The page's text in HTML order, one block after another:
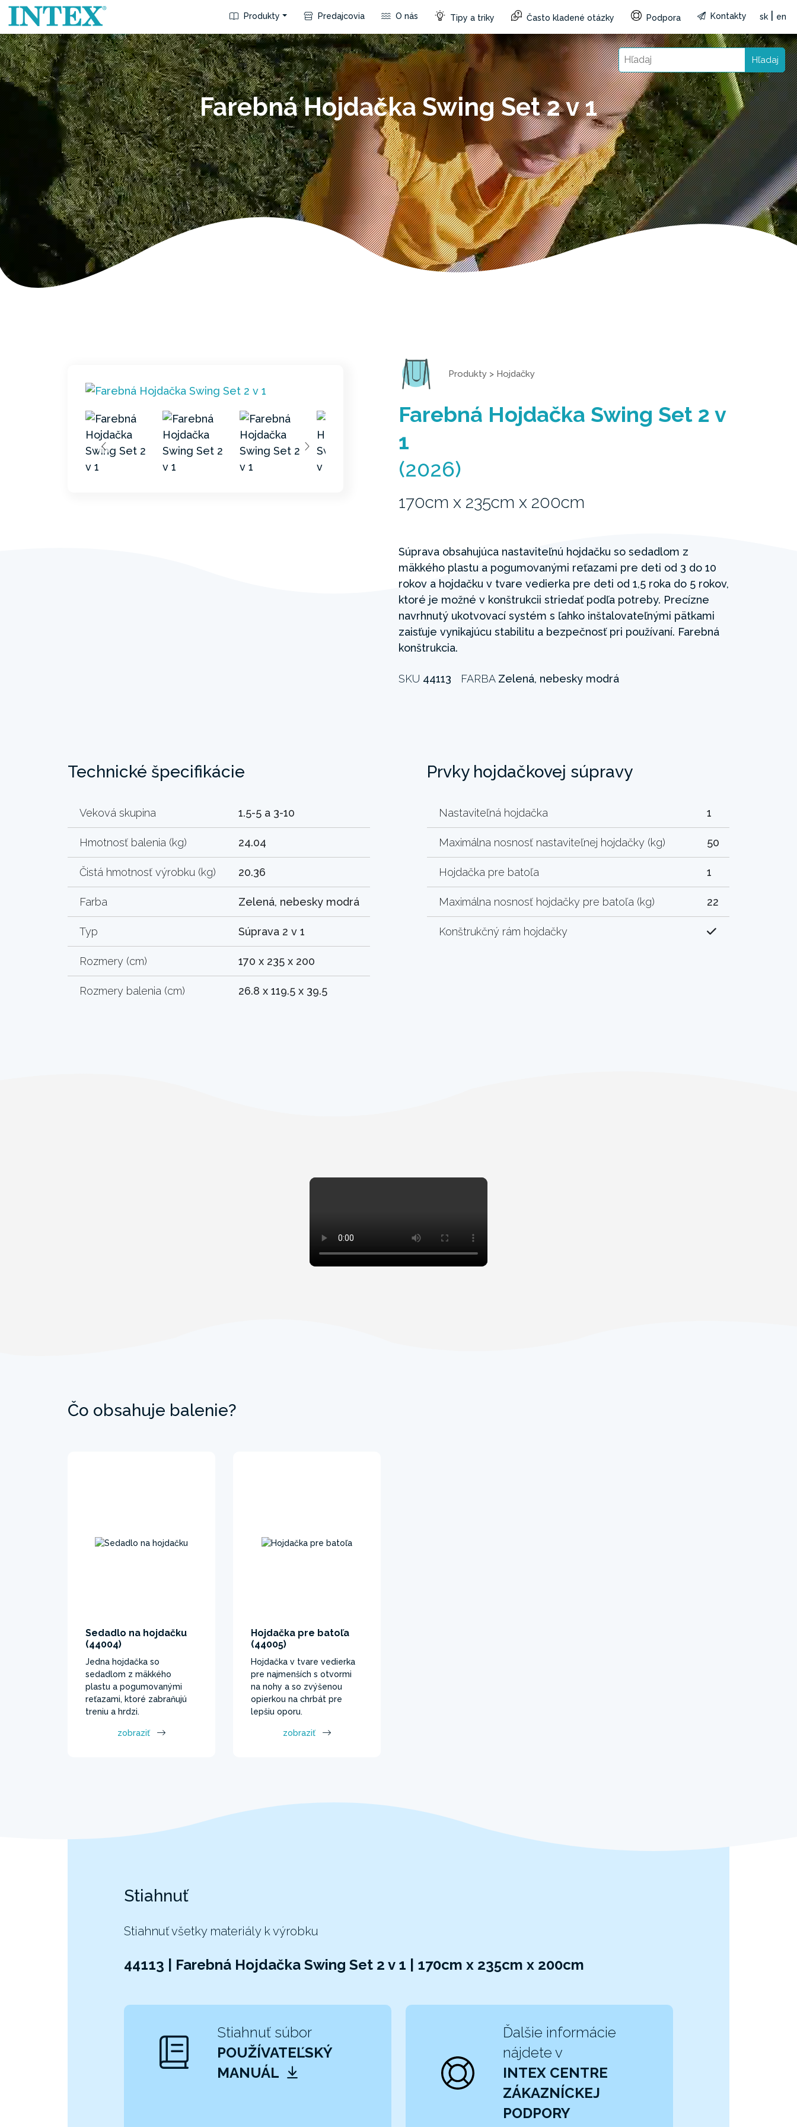
Produkty Predajcovia O nás Tipy a triky Často kladené otázky Podpora Kontakty sk en
Hľadaj
Farebná Hojdačka Swing Set 2 v 1
Produkty > Hojdačky
Farebná Hojdačka Swing Set 2 v
1
(2026)
170cm x 235cm x 200cm
Súprava obsahujúca nastaviteľnú hojdačku so sedadlom z
mäkkého plastu a pogumovanými reťazami pre deti od 3 do 10
rokov a hojdačku v tvare vedierka pre deti od 1,5 roka do 5 rokov,
ktoré je možné v konštrukcii striedať podľa potreby. Precízne
navrhnutý ukotvovací systém s ľahko inštalovateľnými pätkami
zaisťuje vynikajúcu stabilitu a bezpečnosť pri používaní. Farebná
konštrukcia.
SKU 44113 FARBA Zelená, nebesky modrá
Technické špecifikácie
Veková skupina 1.5-5 a 3-10
Hmotnosť balenia (kg) 24.04
Čistá hmotnosť výrobku (kg) 20.36
Farba Zelená, nebesky modrá
Typ Súprava 2 v 1
Rozmery (cm) 170 x 235 x 200
Rozmery balenia (cm) 26.8 x 119.5 x 39.5
Prvky hojdačkovej súpravy
Nastaviteľná hojdačka 1
Maximálna nosnosť nastaviteľnej hojdačky (kg) 50
Hojdačka pre batoľa 1
Maximálna nosnosť hojdačky pre batoľa (kg) 22
Konštrukčný rám hojdačky
Čo obsahuje balenie?
Sedadlo na hojdačku
(44004)
Jedna hojdačka so
sedadlom z mäkkého
plastu a pogumovanými
reťazami, ktoré zabraňujú
treniu a hrdzi.
zobraziť
Hojdačka pre batoľa
(44005)
Hojdačka v tvare vedierka
pre najmenších s otvormi
na nohy a so zvýšenou
opierkou na chrbát pre
lepšiu oporu.
zobraziť
Stiahnuť
Stiahnuť všetky materiály k výrobku
44113 | Farebná Hojdačka Swing Set 2 v 1 | 170cm x 235cm x 200cm
Stiahnuť súbor
POUŽÍVATEĽSKÝ
MANUÁL
Ďalšie informácie
nájdete v
INTEX CENTRE
ZÁKAZNÍCKEJ
PODPORY